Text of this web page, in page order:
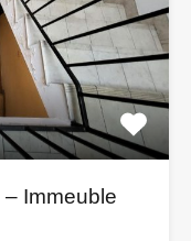
Immeuble